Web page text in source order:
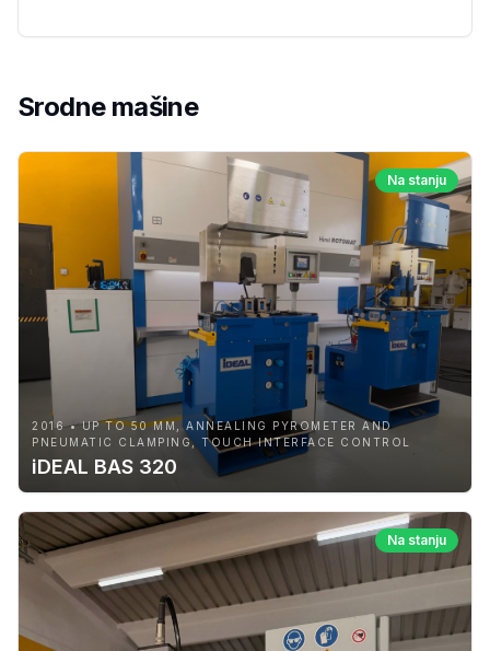
Srodne mašine
Na stanju
2016 • UP TO 50 MM, ANNEALING PYROMETER AND
PNEUMATIC CLAMPING, TOUCH INTERFACE CONTROL
iDEAL BAS 320
Na stanju